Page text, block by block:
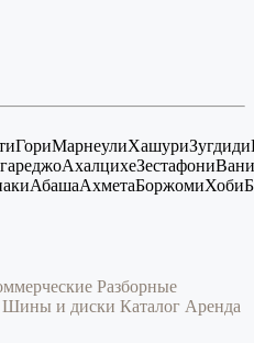
ГориМарнеулиХашуриЗугдиди
АхалцихеЗестафониВани
АбашаАхметаБоржомиХоби
Разборные
Шины и диски Каталог Аренда